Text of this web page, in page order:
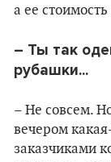
а ее
– Ты так
рубашки...
– Не совсем.
вечером
заказчиками